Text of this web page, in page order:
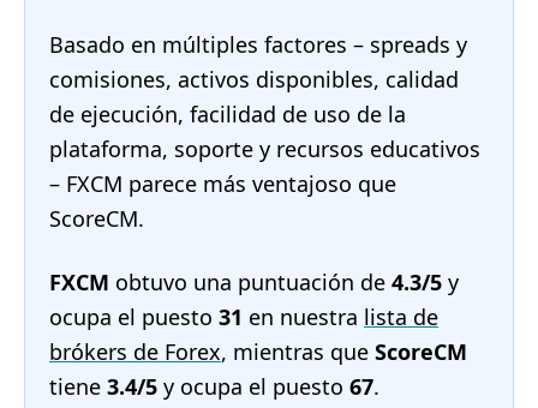
Basado en múltiples factores – spreads y
comisiones, activos disponibles, calidad
de ejecución, facilidad de uso de la
plataforma, soporte y recursos educativos
– FXCM parece más ventajoso que
ScoreCM.
FXCM obtuvo una puntuación de 4.3/5 y
ocupa el puesto 31 en nuestra lista de
brókers de Forex, mientras que ScoreCM
tiene 3.4/5 y ocupa el puesto 67.